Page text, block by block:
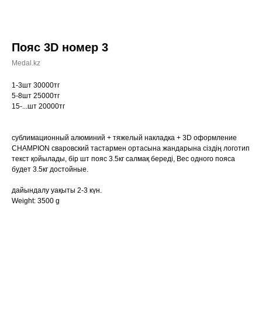
Пояс 3D номер 3
Medal.kz
1-3шт 30000тг
5-8шт 25000тг
15-...шт 20000тг
сублимационный алюминий + тяжелый накладка + 3D оформление
CHAMPION сваровский тастармен ортасына жандарына сіздің логотип
текст қойылады, бір шт пояс 3.5кг салмақ береді, Вес одного пояса
будет 3.5кг достойные.
дайындалу уақыты 2-3 күн.
Weight: 3500 g